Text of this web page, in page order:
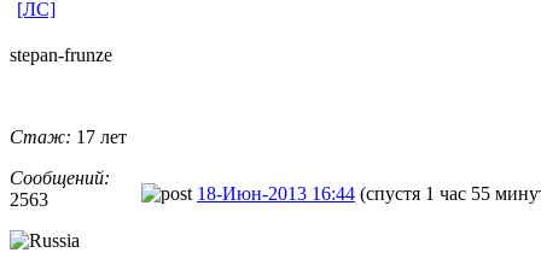
[ЛС]
stepan-frunz​e
Стаж: 17 лет
Сообщений:
2563
18-Июн-2013 16:44 (спустя 1 час 55